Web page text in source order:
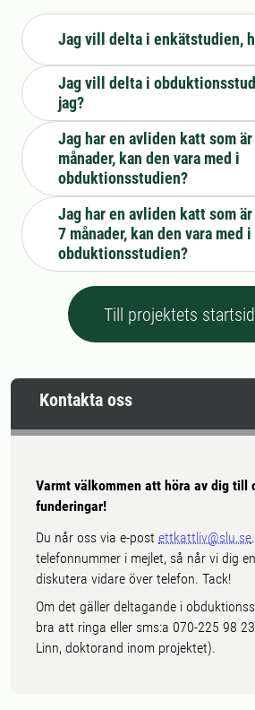
Jag vill delta i enkätstudien,
Jag vill delta i
jag?
Jag har en avliden katt som är
månader, kan den vara med i
obduktionsstudien?
Jag har en avliden katt som
7 månader, kan den vara med i
obduktionsstudien?
Till projektets
Kontakta oss
Varmt välkommen att höra av dig till
funderingar!
Du når oss via e-post ettkattliv@slu.se
telefonnummer i mejlet, så når vi dig
diskutera vidare över telefon. Tack!
Om det gäller deltagande i
bra att ringa eller sms:a 070-225 98
Linn, doktorand inom projektet).